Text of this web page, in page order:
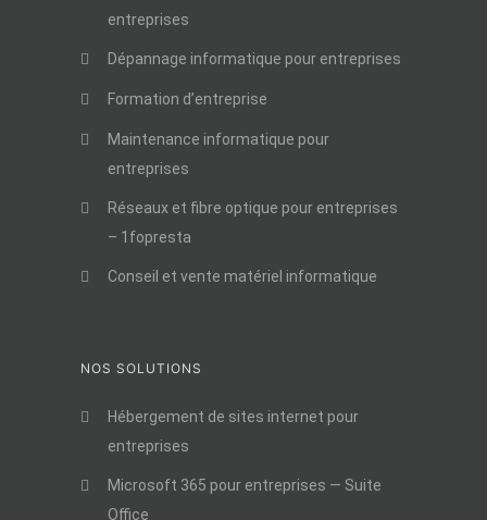
entreprises
Dépannage informatique pour entreprises
Formation d’entreprise
Maintenance informatique pour
entreprises
Réseaux et fibre optique pour entreprises
– 1fopresta
Conseil et vente matériel informatique
NOS SOLUTIONS
Hébergement de sites internet pour
entreprises
Microsoft 365 pour entreprises — Suite
Office